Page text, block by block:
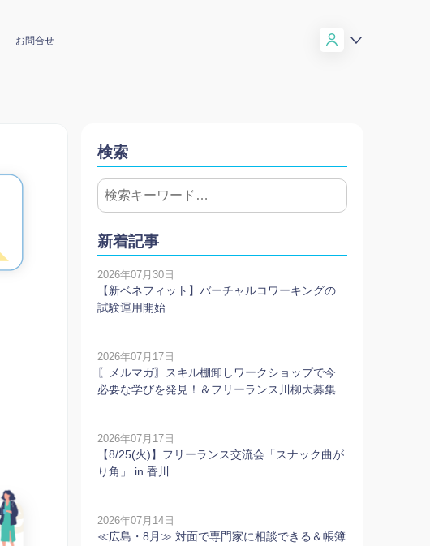
お問合せ
検索
新着記事
2026年07月30日
【新ベネフィット】バーチャルコワーキングの
試験運用開始
2026年07月17日
〖メルマガ〗スキル棚卸しワークショップで今
必要な学びを発見！＆フリーランス川柳大募集
2026年07月17日
【8/25(火)】フリーランス交流会「スナック曲が
り角」 in 香川
2026年07月14日
≪広島・8月≫ 対面で専門家に相談できる＆帳簿